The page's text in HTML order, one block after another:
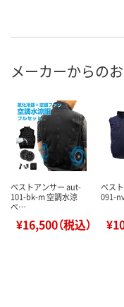
メーカーからの
ベストアンサー aut-
101-bk-m 空調水涼
ベ…
¥16,500（税込）
ベス
091-